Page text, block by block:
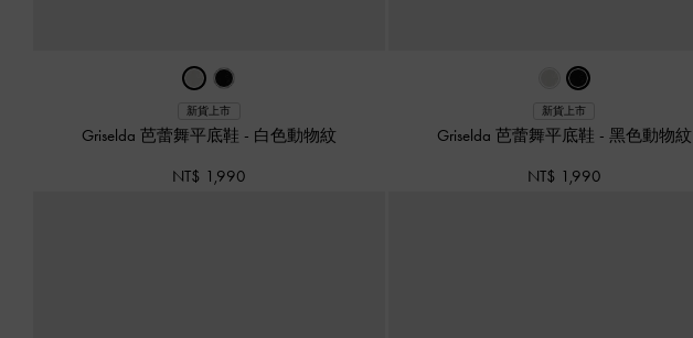
新貨上市
Griselda 芭蕾舞平底鞋 - 白色動物紋
NT$ 1,990
新貨上市
Griselda 芭蕾舞平底鞋 - 黑色動物紋
NT$ 1,990